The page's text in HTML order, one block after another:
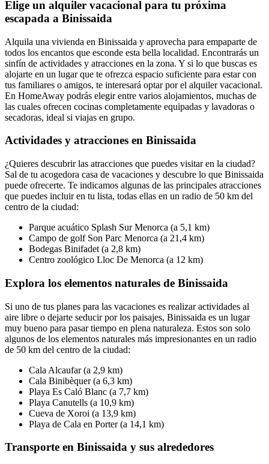
Elige un alquiler vacacional para tu próxima
escapada a Binissaida
Alquila una vivienda en Binissaida y aprovecha para empaparte de
todos los encantos que esconde esta bella localidad. Encontrarás un
sinfín de actividades y atracciones en la zona. Y si lo que buscas es
alojarte en un lugar que te ofrezca espacio suficiente para estar con
tus familiares o amigos, te interesará optar por el alquiler vacacional.
En HomeAway podrás elegir entre varios alojamientos, muchas de
las cuales ofrecen cocinas completamente equipadas y lavadoras o
secadoras, ideal si viajas en grupo.
Actividades y atracciones en Binissaida
¿Quieres descubrir las atracciones que puedes visitar en la ciudad?
Sal de tu acogedora casa de vacaciones y descubre lo que Binissaida
puede ofrecerte. Te indicamos algunas de las principales atracciones
que puedes incluir en tu lista, todas ellas en un radio de 50 km del
centro de la ciudad:
Parque acuático Splash Sur Menorca (a 5,1 km)
Campo de golf Son Parc Menorca (a 21,4 km)
Bodegas Binifadet (a 2,8 km)
Centro zoológico Lloc De Menorca (a 12 km)
Explora los elementos naturales de Binissaida
Si uno de tus planes para las vacaciones es realizar actividades al
aire libre o dejarte seducir por los paisajes, Binissaida es un lugar
muy bueno para pasar tiempo en plena naturaleza. Estos son solo
algunos de los elementos naturales más impresionantes en un radio
de 50 km del centro de la ciudad:
Cala Alcaufar (a 2,9 km)
Cala Binibèquer (a 6,3 km)
Playa Es Caló Blanc (a 7,7 km)
Playa Canutells (a 10,9 km)
Cueva de Xoroi (a 13,9 km)
Playa de Cala en Porter (a 14,1 km)
Transporte en Binissaida y sus alrededores